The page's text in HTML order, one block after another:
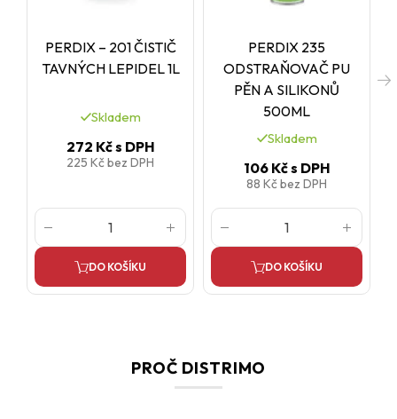
PERDIX – 201 ČISTIČ
TAVNÝCH LEPIDEL 1L
Skladem
272 Kčs DPH
225 Kčbez DPH
DO KOŠÍKU
PERDIX 235
ODSTRAŇOVAČ PU
PĚN A SILIKONŮ
500ML
Skladem
106 Kčs DPH
88 Kčbez DPH
DO KOŠÍKU
PROČ DISTRIMO